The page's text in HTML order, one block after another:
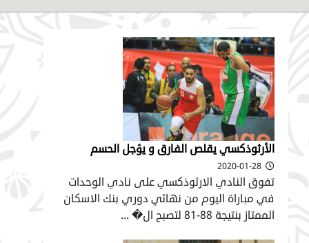
الأرثوذكسي يقلص الفارق و يؤجل الحسم
تفوق النادي الارثوذكسي على نادي الوحدات
في مباراة اليوم من نهائي دوري بنك الاسكان
الممتاز بنتيجة 88-81 لتصبح ال� ...